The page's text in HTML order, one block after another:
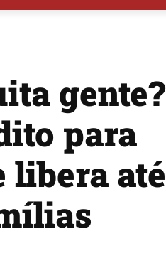
gente?
para
libera até